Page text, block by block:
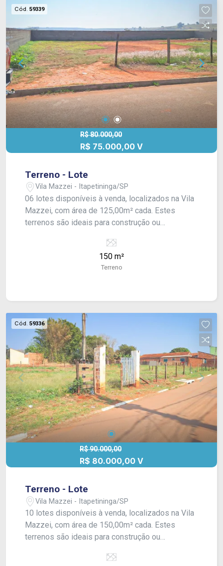
Cód. 59339
R$ 80.000,00
R$ 75.000,00 V
Terreno - Lote
Vila Mazzei - Itapetininga/SP
06 lotes disponíveis à venda, localizados na Vila
Mazzei, com área de 125,00m² cada. Estes
terrenos são ideais para construção ou
R$80.000,00 é referente a cada lote. Para mais
informações, entre em contato conosco!
150 m²
Terreno
Cód. 59336
R$ 90.000,00
R$ 80.000,00 V
Terreno - Lote
Vila Mazzei - Itapetininga/SP
10 lotes disponíveis à venda, localizados na Vila
Mazzei, com área de 150,00m² cada. Estes
terrenos são ideais para construção ou